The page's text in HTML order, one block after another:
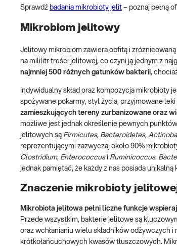
Sprawdź badania mikrobioty jelit – poznaj pełną
Mikrobiom jelitowy
Jelitowy mikrobiom zawiera obfitą i
na mililitr treści jelitowej, co czyni ją jednym z
najmniej 500 różnych gatunków bakterii,
Indywidualny skład oraz kompozycja mikrobioty
spożywane pokarmy, styl życia, przyjmowane
zamieszkujących tereny zurbanizowane oraz
możliwe jest jednak określenie pewnych
jelitowych są Firmicutes, Bacteroidetes,
reprezentującymi zazwyczaj około 90%
Clostridium, Enterococcusi Ruminicoccus.
jednak pamiętać, że każdy z nas posiada
Znaczenie mikrobioty
Mikrobiota jelitowa pełni liczne funkcje
Przede wszystkim, bakterie jelitowe są
oraz wchłanianiu wielu składników odżywczych
krótkołańcuchowych kwasów tłuszczowych.